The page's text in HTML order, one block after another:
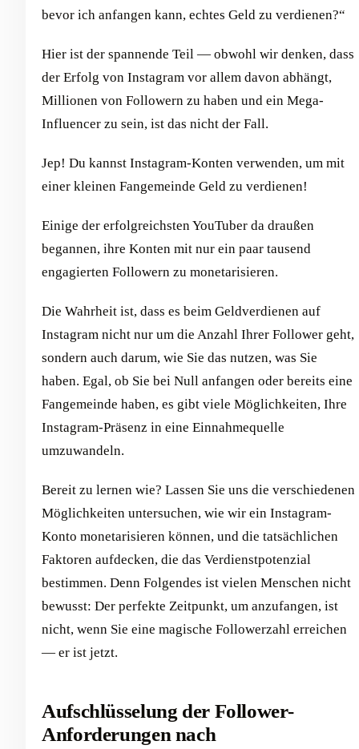
bevor ich anfangen kann, echtes Geld zu verdienen?“
Hier ist der spannende Teil — obwohl wir denken, dass
der Erfolg von Instagram vor allem davon abhängt,
Millionen von Followern zu haben und ein Mega-
Influencer zu sein, ist das nicht der Fall.
Jep! Du kannst Instagram-Konten verwenden, um mit
einer kleinen Fangemeinde Geld zu verdienen!
Einige der erfolgreichsten YouTuber da draußen
begannen, ihre Konten mit nur ein paar tausend
engagierten Followern zu monetarisieren.
Die Wahrheit ist, dass es beim Geldverdienen auf
Instagram nicht nur um die Anzahl Ihrer Follower geht,
sondern auch darum, wie Sie das nutzen, was Sie
haben. Egal, ob Sie bei Null anfangen oder bereits eine
Fangemeinde haben, es gibt viele Möglichkeiten, Ihre
Instagram-Präsenz in eine Einnahmequelle
umzuwandeln.
Bereit zu lernen wie? Lassen Sie uns die verschiedenen
Möglichkeiten untersuchen, wie wir ein Instagram-
Konto monetarisieren können, und die tatsächlichen
Faktoren aufdecken, die das Verdienstpotenzial
bestimmen. Denn Folgendes ist vielen Menschen nicht
bewusst: Der perfekte Zeitpunkt, um anzufangen, ist
nicht, wenn Sie eine magische Followerzahl erreichen
— er ist jetzt.
Aufschlüsselung der Follower-
Anforderungen nach